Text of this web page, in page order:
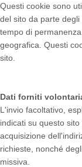
Questi cookie sono
del sito da parte degli
tempo di
geografica. Questi
sito.
Dati forniti
L'invio facoltativo,
indicati su questo
acquisizione
richieste, nonché
missiva.